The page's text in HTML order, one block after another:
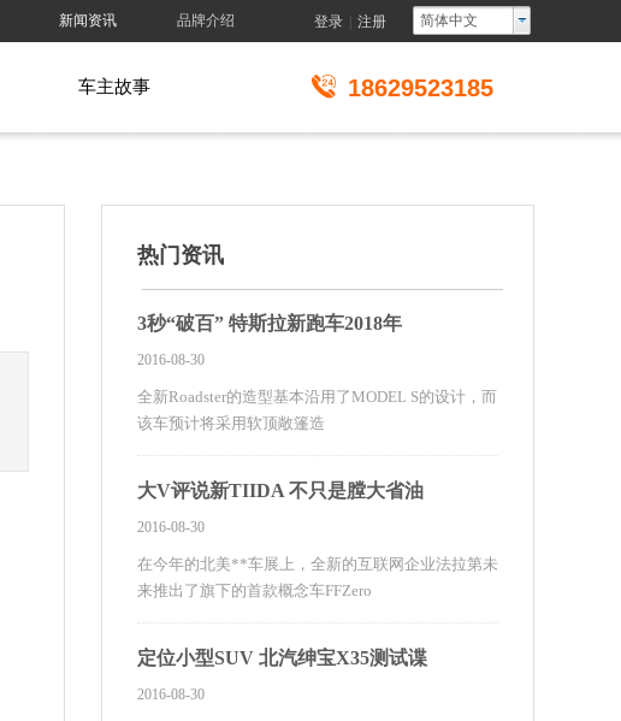
登录 注册
新闻资讯 品牌介绍 简体中文
18629523185
车主故事
3秒“破百” 特斯拉新跑车2018年
2016-08-30
全新Roadster的造型基本沿用了MODEL S的设计，而
该车预计将采用软顶敞篷造
大V评说新TIIDA 不只是膛大省油
2016-08-30
在今年的北美**车展上，全新的互联网企业法拉第未
来推出了旗下的首款概念车FFZero
定位小型SUV 北汽绅宝X35测试谍
2016-08-30
热门资讯